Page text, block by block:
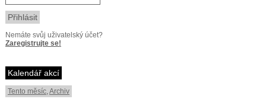
Nemáte svůj uživatelský účet?
Zaregistrujte se!
Kalendář akcí
Tento měsíc,Archiv